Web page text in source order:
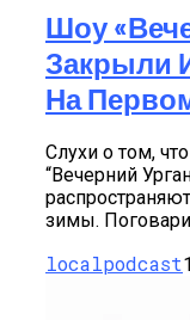
Шоу
Закрыли
На
Слухи о том,
“Вечерний
зимы.
localpodcast